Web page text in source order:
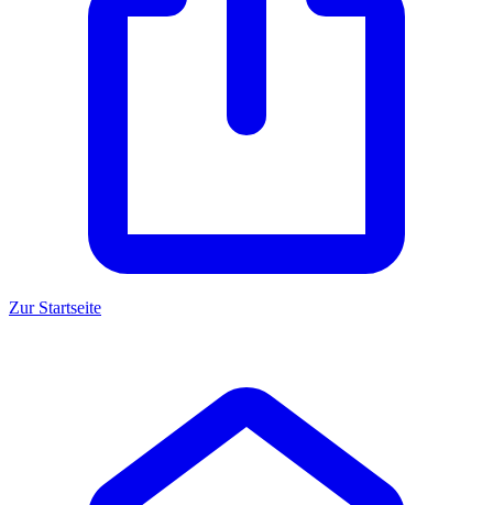
Zur Startseite